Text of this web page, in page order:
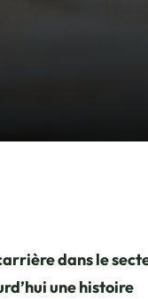
dans le
une histoire